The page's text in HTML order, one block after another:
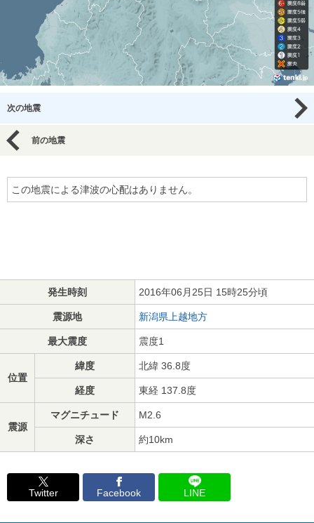
次の地震
前の地震
この地震による津波の心配はありません。
発生時刻 2016年06月25日 15時25分頃
震源地 新潟県上越地方
最大震度 震度1
位置
緯度 北緯 36.8度
経度 東経 137.8度
震源
マグニチュード M2.6
深さ 約10km
Twitter Facebook LINE